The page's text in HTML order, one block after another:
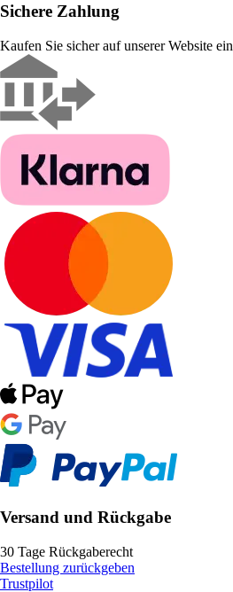
Sichere Zahlung
Kaufen Sie sicher auf unserer Website ein
Versand und Rückgabe
30 Tage Rückgaberecht
Bestellung zurückgeben
Trustpilot